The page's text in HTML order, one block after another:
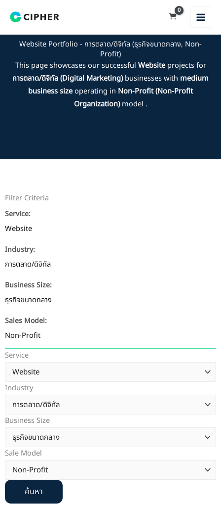
Website Portfolio - การตลาด/ดิจิทัล (ธุรกิจขนาดกลาง, Non-
Profit)
This page showcases our successful Websiteprojects for
การตลาด/ดิจิทัล (Digital Marketing)businesses with medium
business sizeoperating in Non-Profit (Non-Profit
Organization)model .
Filter Criteria
Service:
Website
Industry:
การตลาด/ดิจิทัล
Business Size:
ธุรกิจขนาดกลาง
Sales Model:
Non-Profit
Service
Industry
Business Size
Sale Model
ค้นหา